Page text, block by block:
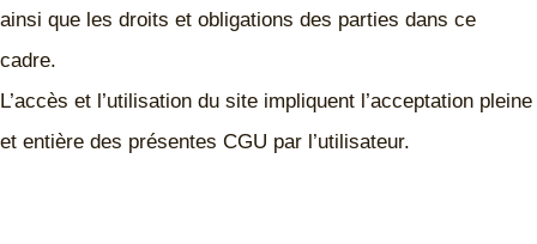
ainsi que les droits et obligations des parties dans ce
cadre.
L’accès et l’utilisation du site impliquent l’acceptation pleine
et entière des présentes CGU par l’utilisateur.